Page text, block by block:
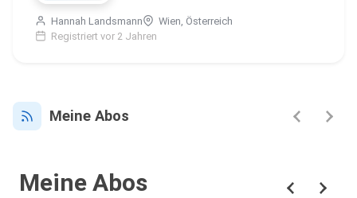
Hannah Landsmann
Wien, Österreich
Registriert vor 2 Jahren
Meine Abos
Meine Abos